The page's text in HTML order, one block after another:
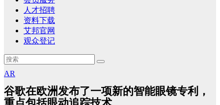
人才招聘
资料下载
艾邦官网
观众登记
AR
谷歌在欧洲发布了一项新的智能眼镜专利，